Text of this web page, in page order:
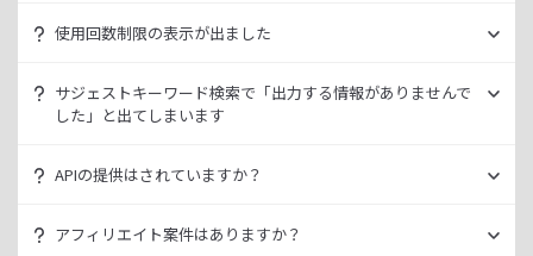
いきなり課金されるようなことはございませんので、安心し
ただ、有料プランを利用することでよりニッチなキーワード
上させることができます。
使用回数制限の表示が出ました
ラッコID（メールアドレスのみ30秒登録）にご登録いただく
ことで制限が緩和されます。（※制限リセットは0時）
ご登録済みで制限に到達された場合は、有料プランのご利用
サジェストキーワード検索で「出力する情報がありませんで
した」と出てしまいます
ッコキーワードでも出力することができません。
サジェスト情報を出さない仕様になっております。
APIの提供はされていますか？
詳細は ラッコキーワードAPIドキュメント
アフィリエイト案件はありますか？